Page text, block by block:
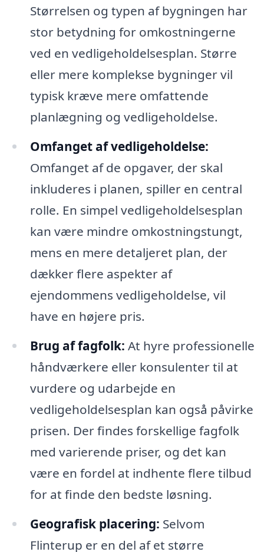
Størrelsen og typen af bygningen har
stor betydning for omkostningerne
ved en vedligeholdelsesplan. Større
eller mere komplekse bygninger vil
typisk kræve mere omfattende
planlægning og vedligeholdelse.
Omfanget af vedligeholdelse:
Omfanget af de opgaver, der skal
inkluderes i planen, spiller en central
rolle. En simpel vedligeholdelsesplan
kan være mindre omkostningstungt,
mens en mere detaljeret plan, der
dækker flere aspekter af
ejendommens vedligeholdelse, vil
have en højere pris.
Brug af fagfolk: At hyre professionelle
håndværkere eller konsulenter til at
vurdere og udarbejde en
vedligeholdelsesplan kan også påvirke
prisen. Der findes forskellige fagfolk
med varierende priser, og det kan
være en fordel at indhente flere tilbud
for at finde den bedste løsning.
Geografisk placering: Selvom
Flinterup er en del af et større